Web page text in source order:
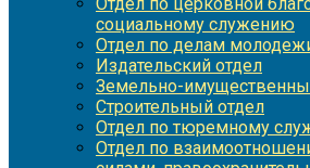
социальному служению
Отдел по делам
Издательский отдел
Земельно-
Строительный отдел
Отдел по тюремному
Отдел по